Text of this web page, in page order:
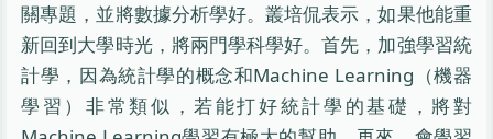
關專題，並將數據分析學好。叢培侃表示，如果他能重
新回到大學時光，將兩門學科學好。首先，加強學習統
計學，因為統計學的概念和Machine Learning（機器
學習）非常類似，若能打好統計學的基礎，將對